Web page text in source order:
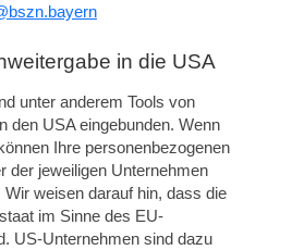
in die USA
unter anderem Tools von
den USA eingebunden. Wenn
Ihre personenbezogenen
der jeweiligen Unternehmen
weisen darauf hin, dass die
im Sinne des EU-
US-Unternehmen sind dazu